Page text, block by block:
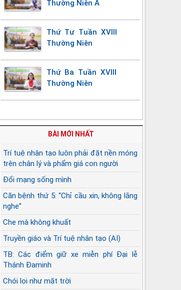
Thường Niên A
Thứ Tư Tuần XVIII
Thường Niên
Thứ Ba Tuần XVIII
Thường Niên
BÀI MỚI NHẤT
Trí tuệ nhân tạo luôn phải đặt nền móng
trên chân lý và phẩm giá con người
Đổi mạng sống mình
Căn bệnh thứ 5: “Chỉ cầu xin, không lắng
nghe”
Che mà không khuất
Truyền giáo và Trí tuệ nhân tạo (AI)
TB: Các điểm giữ xe miễn phí Đại lễ
Thánh Đaminh
Chói lọi như mặt trời